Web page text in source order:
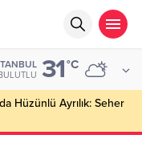
31°C
Hüzünlü Ayrılık: Seher